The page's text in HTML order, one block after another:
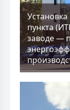
пункта
заводе —